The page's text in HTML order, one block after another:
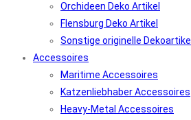
Orchideen Deko Artikel
Flensburg Deko Artikel
Sonstige originelle Dekoartikel
Accessoires
Maritime Accessoires
Katzenliebhaber Accessoires
Heavy-Metal Accessoires